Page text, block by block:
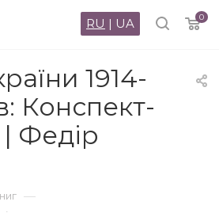
0
RU | UA
1914-
Конспект-
Федір
—